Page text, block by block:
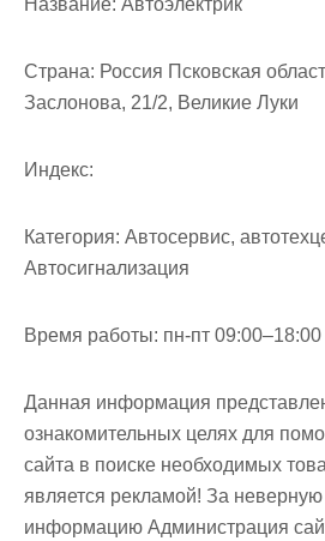
Название: Автоэлектрик
Страна: Россия Псковская
Заслонова, 21/2, Великие Луки
Индекс:
Категория: Автосервис,
Автосигнализация
Время работы: пн-пт 09:00–18:00
Данная информация
ознакомительных целях для
сайта в поиске необходимых
является рекламой! За
информацию Администрация